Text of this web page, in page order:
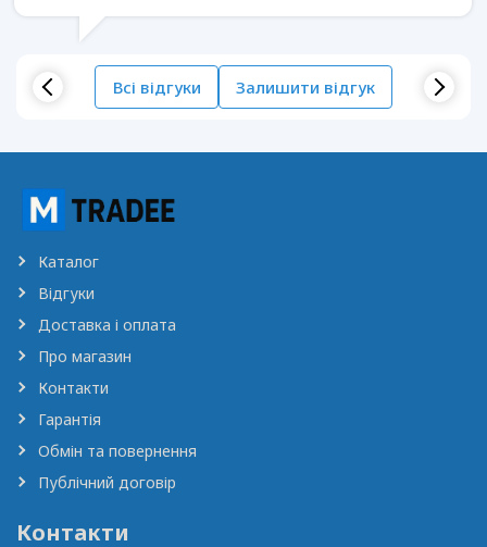
Всі відгуки Залишити відгук
Каталог
Відгуки
Доставка і оплата
Про магазин
Контакти
Гарантія
Обмін та повернення
Публічний договір
Контакти